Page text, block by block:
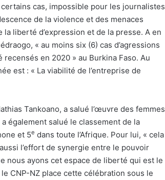
cas, impossible pour les journalistes
de la violence et des menaces
liberté d’expression et de la presse. A en
« au moins six (6) cas d’agressions
en 2020 » au Burkina Faso. Au
est : « La viabilité de l’entreprise de
Tankoano, a salué l’œuvre des femmes
également salué le classement de la
et 5e dans toute l’Afrique. Pour lui, « cela
l’effort de synergie entre le pouvoir
nous ayons cet espace de liberté qui est le
CNP-NZ place cette célébration sous le